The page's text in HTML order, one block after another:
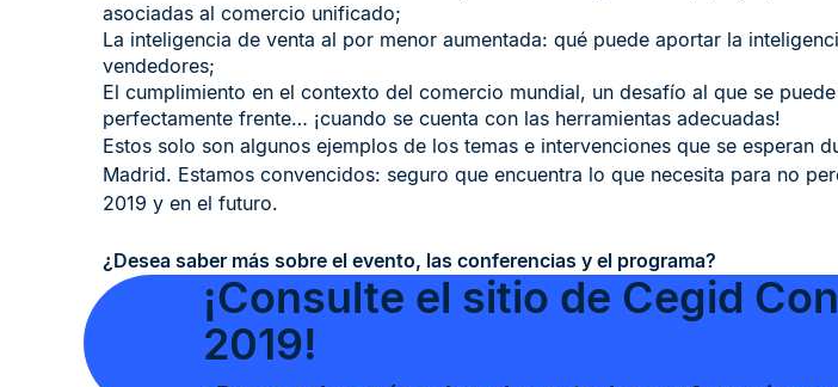
asociadas al comercio unificado;
La inteligencia de venta al por menor aumentada: qué puede aportar la
vendedores;
El cumplimiento en el contexto del comercio mundial, un desafío al que se
perfectamente frente… ¡cuando se cuenta con las herramientas adecuadas!
Estos solo son algunos ejemplos de los temas e intervenciones que se esperan
Madrid. Estamos convencidos: seguro que encuentra lo que necesita para no
2019 y en el futuro.
¿Desea saber más sobre el evento, las conferencias y el programa?
¡Consulte el sitio de Cegid
2019!